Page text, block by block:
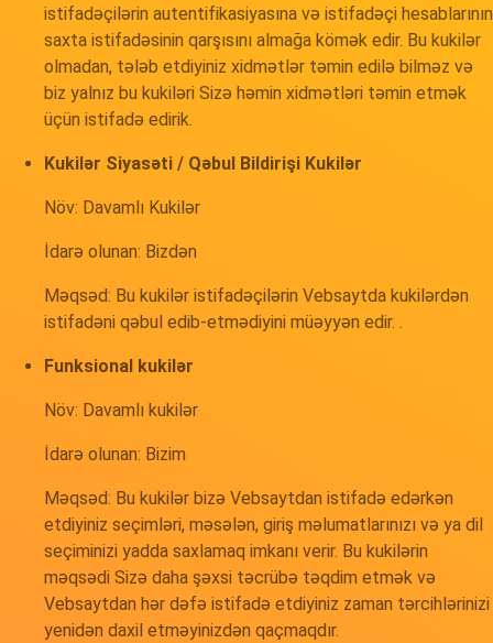
istifadəçilərin autentifikasiyasına və istifadəçi hesablarının
saxta istifadəsinin qarşısını almağa kömək edir. Bu kukilər
olmadan, tələb etdiyiniz xidmətlər təmin edilə bilməz və
biz yalnız bu kukiləri Sizə həmin xidmətləri təmin etmək
üçün istifadə edirik.
Kukilər Siyasəti / Qəbul Bildirişi Kukilər
Növ: Davamlı Kukilər
İdarə olunan: Bizdən
Məqsəd: Bu kukilər istifadəçilərin Vebsaytda kukilərdən
istifadəni qəbul edib-etmədiyini müəyyən edir. .
Funksional kukilər
Növ: Davamlı kukilər
İdarə olunan: Bizim
Məqsəd: Bu kukilər bizə Vebsaytdan istifadə edərkən
etdiyiniz seçimləri, məsələn, giriş məlumatlarınızı və ya dil
seçiminizi yadda saxlamaq imkanı verir. Bu kukilərin
məqsədi Sizə daha şəxsi təcrübə təqdim etmək və
Vebsaytdan hər dəfə istifadə etdiyiniz zaman tərcihlərinizi
yenidən daxil etməyinizdən qaçmaqdır.